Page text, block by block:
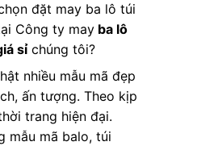
đặt may ba lô túi
Công ty may ba lô
sỉchúng tôi?
nhiều mẫu mã đẹp
ấn tượng. Theo kịp
trang hiện đại.
mẫu mã balo, túi